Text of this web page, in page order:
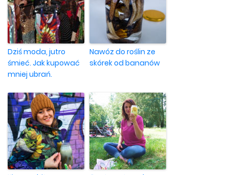
Dziś moda, jutro
śmieć. Jak kupować
mniej ubrań.
Nawóz do roślin ze
skórek od bananów